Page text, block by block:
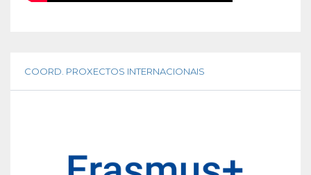
COORD. PROXECTOS INTERNACIONAIS